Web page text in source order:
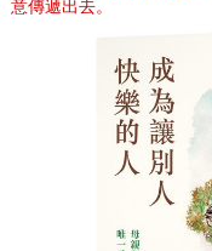
意傳遞出去。